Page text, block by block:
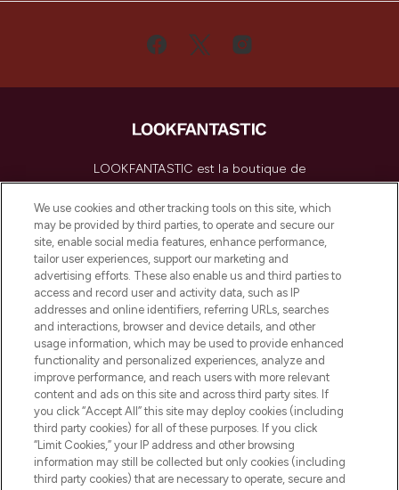
LOOKFANTASTIC est la boutique de
beauté incontournable en Europe,
proposant les meilleurs produits de soins
de la peau, des cheveux et de maquillage
de plus de 200 marques prestigieuses.
Faites vos achats en ligne ou via
l’application, avec la livraison offerte dès
55€ d'achat.
Consentement aux cookies
Do Not Sell or Share My Personal
Information
AIDE ET INFORMATIONS
INFORMATIONS GÉNÉRALES
We use cookies and other tracking tools on this site, which
may be provided by third parties, to operate and secure our
site, enable social media features, enhance performance,
tailor user experiences, support our marketing and
advertising efforts. These also enable us and third parties to
access and record user and activity data, such as IP
addresses and online identifiers, referring URLs, searches
and interactions, browser and device details, and other
usage information, which may be used to provide enhanced
functionality and personalized experiences, analyze and
improve performance, and reach users with more relevant
content and ads on this site and across third party sites. If
you click “Accept All” this site may deploy cookies (including
third party cookies) for all of these purposes. If you click
“Limit Cookies,” your IP address and other browsing
information may still be collected but only cookies (including
third party cookies) that are necessary to operate, secure and